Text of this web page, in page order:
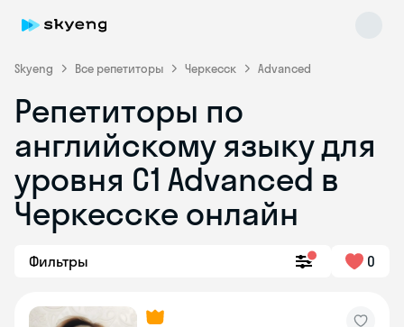
Skyeng Все репетиторы Черкесск Advanced
Репетиторы по
английскому языку для
уровня C1 Advanced в
Черкесске онлайн
Фильтры 0
Skyeng Chat